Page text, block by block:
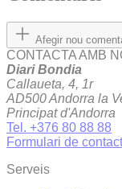
Afegir nou
CONTACTA AMB
Diari Bondia
Callaueta, 4, 1r
AD500 Andorra la
Principat d'Andorra
Tel. +376 80 88 88
Formulari de
Serveis